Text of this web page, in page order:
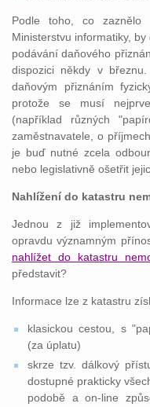
Podle toho, co zaznělo
Ministerstvu informatiky,
podávání daňového
dispozici někdy v
daňovým přiznáním
protože se musí
(například různých
zaměstnavatele, o
je buď nutné zcela
nebo legislativně ošetřit
Nahlížení do katastru
Jednou z již
opravdu významným
nahlížet do katastru
představit?
Informace lze z katastru
klasickou cestou, s
(za úplatu)
skrze tzv. dálkový
dostupné prakticky
podobě a on-line